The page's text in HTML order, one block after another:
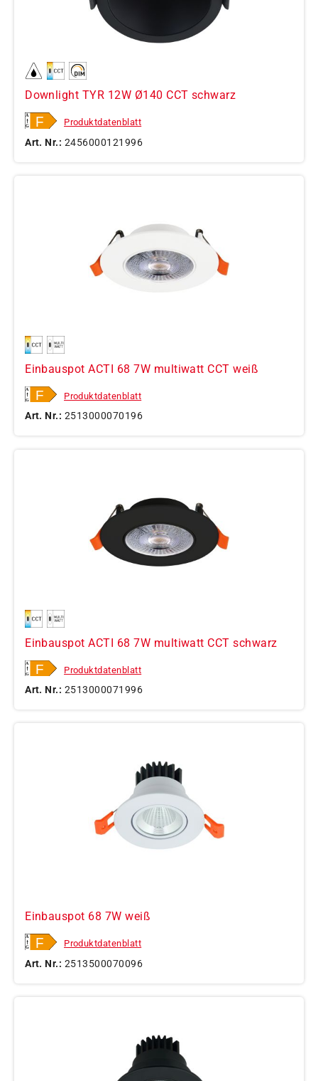
Downlight TYR 12W Ø140 CCT schwarz
Produktdatenblatt
Art. Nr.: 2456000121996
Einbauspot ACTI 68 7W multiwatt CCT weiß
Produktdatenblatt
Art. Nr.: 2513000070196
Einbauspot ACTI 68 7W multiwatt CCT schwarz
Produktdatenblatt
Art. Nr.: 2513000071996
Einbauspot 68 7W weiß
Produktdatenblatt
Art. Nr.: 2513500070096